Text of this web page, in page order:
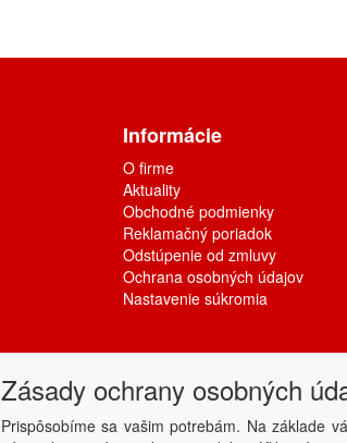
Informácie
O firme
Aktuality
Obchodné podmienky
Reklamačný poriadok
Odstúpenie od zmluvy
Ochrana osobných údajov
Nastavenie súkromia
Zásady ochrany osobných
Prispôsobíme sa vašim potrebám. Na základe